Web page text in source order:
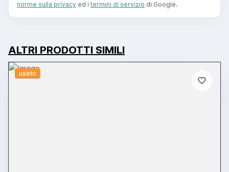
norme sulla privacy ed i termini di servizio di Google.
ALTRI PRODOTTI SIMILI
usato